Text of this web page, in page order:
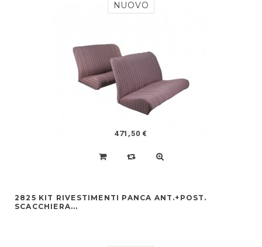
NUOVO
471,50 €
2825 KIT RIVESTIMENTI PANCA ANT.+POST.
SCACCHIERA...